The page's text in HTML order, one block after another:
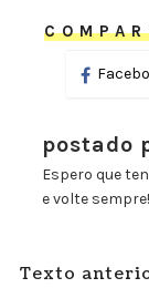
postado
Espero que
e volte sempre!
Texto